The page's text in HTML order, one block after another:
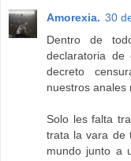
Amorexia. 30
Dentro de
declaratoria de
decreto
nuestros anales
Solo les falta
trata la vara de
mundo junto a